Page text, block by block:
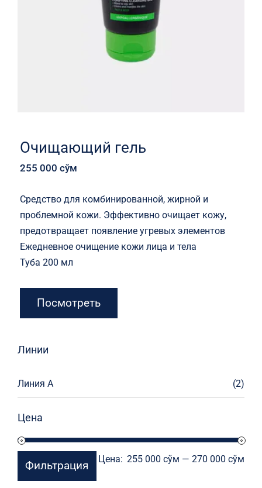
Очищающий гель
255 000сўм
Средство для комбинированной, жирной и
проблемной кожи. Эффективно очищает кожу,
предотвращает появление угревых элементов
Ежедневное очищение кожи лица и тела
Туба 200 мл
Посмотреть
Линии
Линия А (2)
Цена
Фильтрация Цена: 255 000 сўм —270 000 сўм